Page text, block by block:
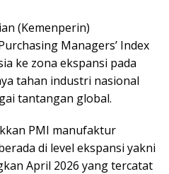
(Kemenperin)
Managers’ Index
ke zona ekspansi pada
tahan industri nasional
tantangan global.
PMI manufaktur
di level ekspansi yakni
April 2026 yang tercatat